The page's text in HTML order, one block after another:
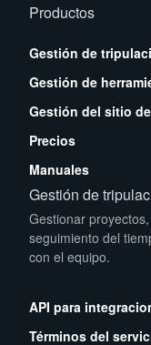
Productos
Gestión de
Gestión de
Gestión del sitio
Precios
Manuales
Gestión de
Gestionar
seguimiento del
con el equipo.
API para
Términos del